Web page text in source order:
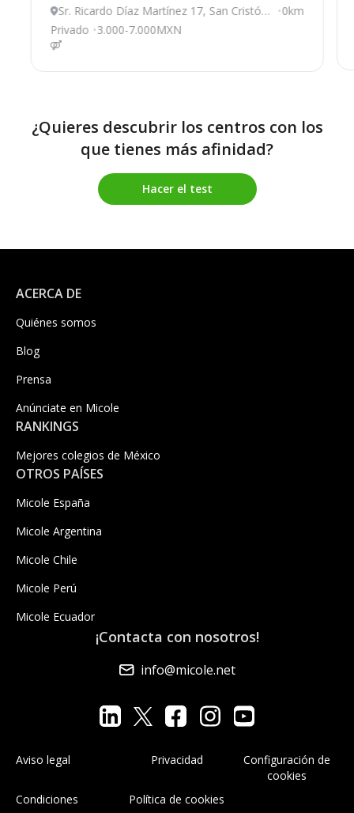
Sr. Ricardo Díaz Martínez 17, San Cristób
al de las Casas
0km
Privado 3.000-7.000MXN
¿Quieres descubrir los centros con los
que tienes más afinidad?
Hacer el test
ACERCA DE
Quiénes somos
Blog
Prensa
Anúnciate en Micole
RANKINGS
Mejores colegios de México
OTROS PAÍSES
Micole España
Micole Argentina
Micole Chile
Micole Perú
Micole Ecuador
¡Contacta con nosotros!
info@micole.net
Aviso legal Privacidad
Configuración de
cookies
Condiciones
Política de cookies